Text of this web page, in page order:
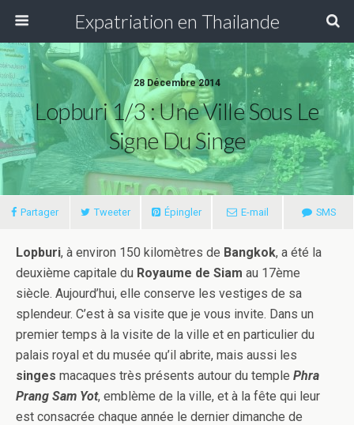
Expatriation en Thailande
28 Décembre 2014
Lopburi 1/3 : Une Ville Sous Le
Signe Du Singe
Partager Tweeter Épingler E-mail SMS
Lopburi, à environ 150 kilomètres de Bangkok, a été la
deuxième capitale du Royaume de Siam au 17ème
siècle. Aujourd’hui, elle conserve les vestiges de sa
splendeur. C’est à sa visite que je vous invite. Dans un
premier temps à la visite de la ville et en particulier du
palais royal et du musée qu’il abrite, mais aussi les
singes macaques très présents autour du temple Phra
Prang Sam Yot, emblème de la ville, et à la fête qui leur
est consacrée chaque année le dernier dimanche de